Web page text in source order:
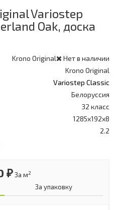
Variostep
Oak, доска
Нет в наличии
Krono Original
Krono Original
Variostep Classic
Белоруссия
32 класс
1285x192x8
2.2
₽ За м2
За упаковку